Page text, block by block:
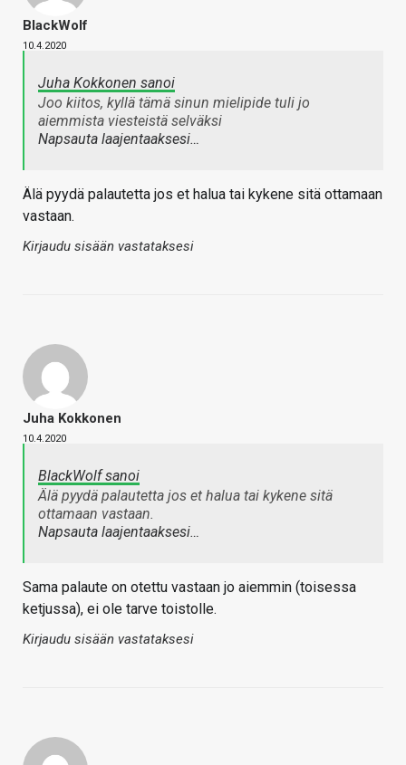
BlackWolf
10.4.2020
Juha Kokkonen sanoi
Joo kiitos, kyllä tämä sinun mielipide tuli jo
aiemmista viesteistä selväksi
Napsauta laajentaaksesi…
Älä pyydä palautetta jos et halua tai kykene sitä ottamaan
vastaan.
Kirjaudu sisään vastataksesi
Juha Kokkonen
10.4.2020
BlackWolf sanoi
Älä pyydä palautetta jos et halua tai kykene sitä
ottamaan vastaan.
Napsauta laajentaaksesi…
Sama palaute on otettu vastaan jo aiemmin (toisessa
ketjussa), ei ole tarve toistolle.
Kirjaudu sisään vastataksesi